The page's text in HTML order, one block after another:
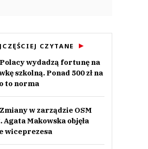
CZYTANE
Polacy wydadzą fortunę na
szkolną. Ponad 500 zł na
to norma
Zmiany w zarządzie OSM
Agata Makowska objęła
wiceprezesa